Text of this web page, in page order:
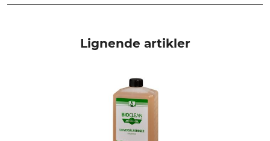
Lignende artikler